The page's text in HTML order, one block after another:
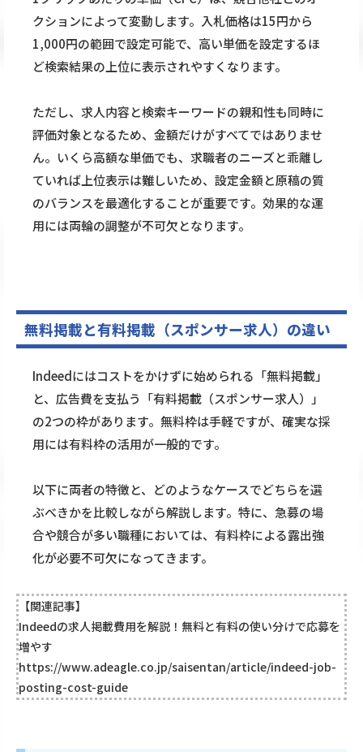
クションによって変動します。入札価格は15円から
1,000円の範囲で設定可能で、高い単価を設定するほ
ど検索結果の上位に表示されやすくなります。
ただし、求人内容と検索キーワードの親和性も同時に
評価対象となるため、金額だけがすべてではありませ
ん。いくら高額な単価でも、求職者のニーズと乖離し
ていれば上位表示は難しいため、設定金額と原稿の質
のバランスを最適化することが重要です。効果的な運
用には両輪の調整が不可欠となります。
無料掲載と有料掲載（スポンサー求人）の違い
Indeedにはコストをかけずに始められる「無料掲載」
と、広告費を支払う「有料掲載（スポンサー求人）」
の2つの枠があります。無料枠は手軽ですが、確実な採
用には有料枠の活用が一般的です。
以下に両者の特徴と、どのようなケースでどちらを選
ぶべきかを比較しながら解説します。特に、急募の場
合や競合が多い職種においては、有料枠による露出強
化が必要不可欠になってきます。
【関連記事】
Indeedの求人掲載費用を解説！無料と有料の使い分けで応募を
増やす
https://www.adeagle.co.jp/saisentan/article/indeed-job-
posting-cost-guide